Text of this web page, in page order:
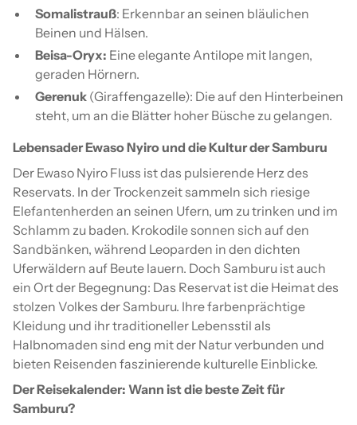
Somalistrauß: Erkennbar an seinen bläulichen
Beinen und Hälsen.
Beisa-Oryx: Eine elegante Antilope mit langen,
geraden Hörnern.
Gerenuk (Giraffengazelle): Die auf den Hinterbeinen
steht, um an die Blätter hoher Büsche zu gelangen.
Lebensader Ewaso Nyiro und die Kultur der Samburu
Der Ewaso Nyiro Fluss ist das pulsierende Herz des
Reservats. In der Trockenzeit sammeln sich riesige
Elefantenherden an seinen Ufern, um zu trinken und im
Schlamm zu baden. Krokodile sonnen sich auf den
Sandbänken, während Leoparden in den dichten
Uferwäldern auf Beute lauern. Doch Samburu ist auch
ein Ort der Begegnung: Das Reservat ist die Heimat des
stolzen Volkes der Samburu. Ihre farbenprächtige
Kleidung und ihr traditioneller Lebensstil als
Halbnomaden sind eng mit der Natur verbunden und
bieten Reisenden faszinierende kulturelle Einblicke.
Der Reisekalender: Wann ist die beste Zeit für
Samburu?